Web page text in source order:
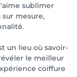
sublimer
mesure,
un lieu où savoir-
le meilleur
coiffure